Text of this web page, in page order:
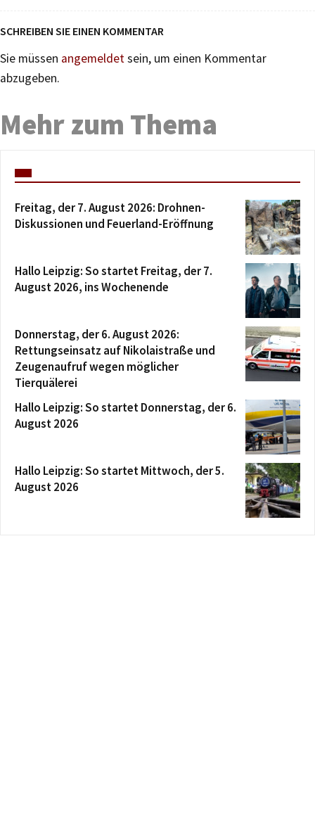
SCHREIBEN SIE EINEN KOMMENTAR
Sie müssen angemeldetsein, um einen Kommentar
abzugeben.
Mehr zum Thema
Freitag, der 7. August 2026: Drohnen-
Diskussionen und Feuerland-Eröffnung
Hallo Leipzig: So startet Freitag, der 7.
August 2026, ins Wochenende
Donnerstag, der 6. August 2026:
Rettungseinsatz auf Nikolaistraße und
Zeugenaufruf wegen möglicher
Tierquälerei
Hallo Leipzig: So startet Donnerstag, der 6.
August 2026
Hallo Leipzig: So startet Mittwoch, der 5.
August 2026